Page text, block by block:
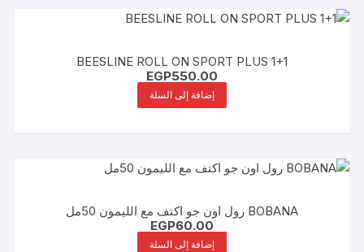
BEESLINE ROLL ON SPORT PLUS 1+1
EGP550.00
إضافة إلى السلة
BOBANA رول اون جو اكتف مع الليمون 50مل
EGP60.00
إضافة إلى السلة